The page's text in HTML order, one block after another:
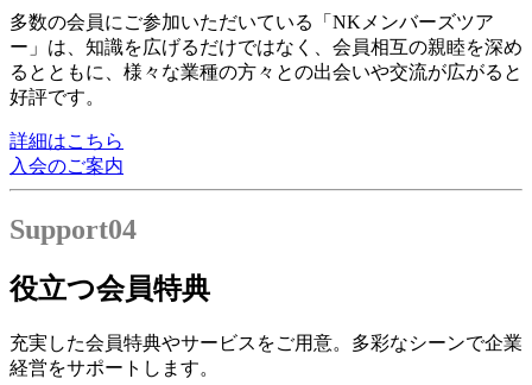
多数の会員にご参加いただいている「NKメンバーズツア
ー」は、知識を広げるだけではなく、会員相互の親睦を深め
るとともに、様々な業種の方々との出会いや交流が広がると
好評です。
詳細はこちら
入会のご案内
Support04
役立つ会員特典
充実した会員特典やサービスをご用意。多彩なシーンで企業
経営をサポートします。